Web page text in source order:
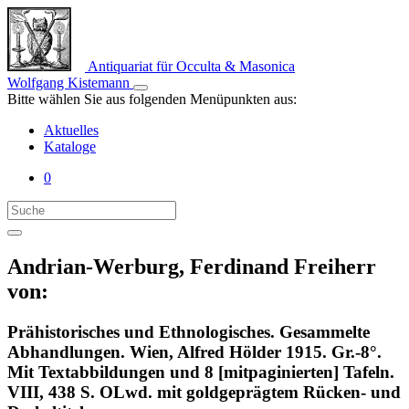
Antiquariat für Occulta & Masonica
Wolfgang Kistemann
Bitte wählen Sie aus folgenden Menüpunkten aus:
Aktuelles
Kataloge
0
Andrian-Werburg, Ferdinand Freiherr
von:
Prähistorisches und Ethnologisches. Gesammelte
Abhandlungen. Wien, Alfred Hölder 1915. Gr.-8°.
Mit Textabbildungen und 8 [mitpaginierten] Tafeln.
VIII, 438 S. OLwd. mit goldgeprägtem Rücken- und